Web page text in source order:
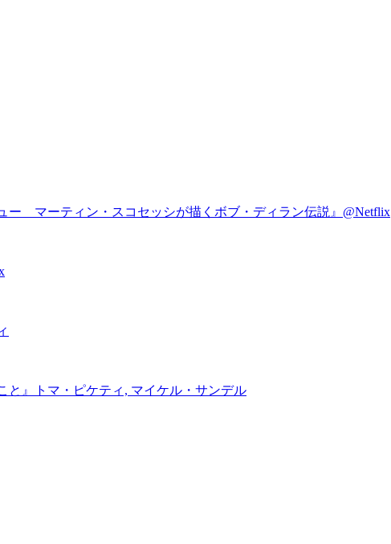
ー マーティン・スコセッシが描くボブ・ディラン伝説』@Netflix
と』トマ・ピケティ, マイケル・サンデル